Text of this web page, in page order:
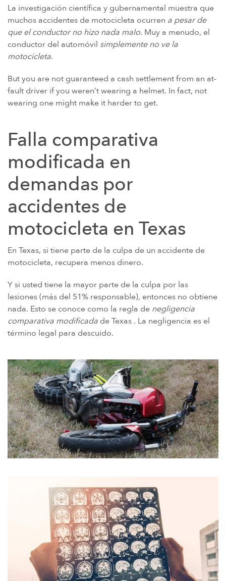
La investigación científica y gubernamental muestra que
muchos accidentes de motocicleta ocurren a pesar de
que el conductor no hizo nada malo. Muy a menudo, el
conductor del automóvil simplemente no ve la
motocicleta.
But you are not guaranteed a cash settlement from an at-
fault driver if you weren’t wearing a helmet. In fact, not
wearing one might make it harder to get.
Falla comparativa
modificada en
demandas por
accidentes de
motocicleta en Texas
En Texas, si tiene parte de la culpa de un accidente de
motocicleta, recupera menos dinero.
Y si usted tiene la mayor parte de la culpa por las
lesiones (más del 51% responsable), entonces no obtiene
nada. Esto se conoce como la regla de negligencia
comparativa modificada de Texas . La negligencia es el
término legal para descuido.